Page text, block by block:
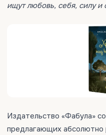
ищут любовь, себя, силу и
Издательство «Фабула»
предлагающих абсолютно